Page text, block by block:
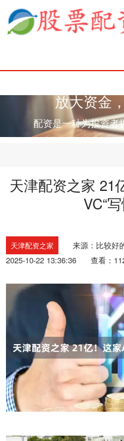
放大资金
配资是一种为投资者
天津配资之家 21
VC“
天津配资之家 来源：比较好
2025-10-22 13:36:36
查看：